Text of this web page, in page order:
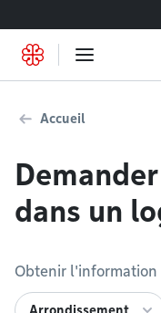
Accueil
dans un
Obtenir l'information